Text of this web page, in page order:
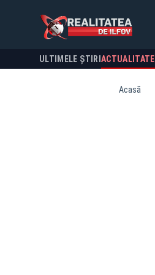
ULTIMELE ȘTIRI ACTUALITATE
Acasă